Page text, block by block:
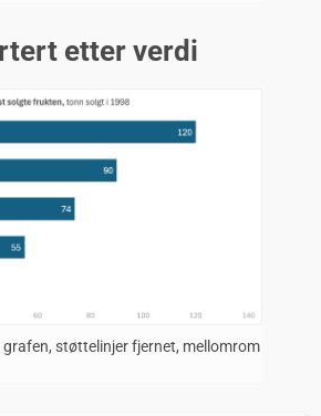
etter verdi
støttelinjer fjernet, mellomrom